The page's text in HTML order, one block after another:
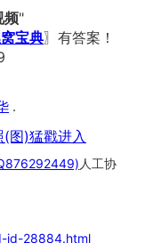
频"
宝典〗有答案！
.
图)猛戳进入
人工协
id-28884.html